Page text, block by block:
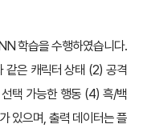
학습을 수행하였습니다.
같은 캐릭터 상태 (2) 공격
택 가능한 행동 (4) 흑/백
있으며, 출력 데이터는 플